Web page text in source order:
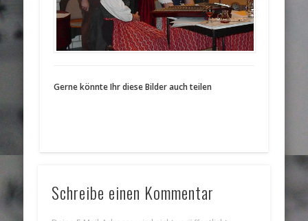
Gerne könnte Ihr diese Bilder auch teilen
Schreibe einen Kommentar